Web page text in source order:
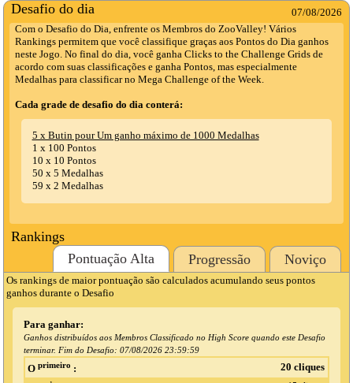
Desafio do dia
07/08/2026
Com o Desafio do Dia, enfrente os Membros do ZooValley! Vários
Rankings permitem que você classifique graças aos Pontos do Dia ganhos
neste Jogo. No final do dia, você ganha Clicks to the Challenge Grids de
acordo com suas classificações e ganha Pontos, mas especialmente
Medalhas para classificar no Mega Challenge of the Week.
Cada grade de desafio do dia conterá:
5 x Butin pour Um ganho máximo de 1000 Medalhas
1 x 100 Pontos
10 x 10 Pontos
50 x 5 Medalhas
59 x 2 Medalhas
Rankings
Pontuação Alta
Progressão Noviço
Os rankings de maior pontuação são calculados acumulando seus pontos
ganhos durante o Desafio
Para ganhar:
Ganhos distribuídos aos Membros Classificado no High Score quando este Desafio
terminar. Fim do Desafio: 07/08/2026 23:59:59
Oprimeiro : 20 cliques